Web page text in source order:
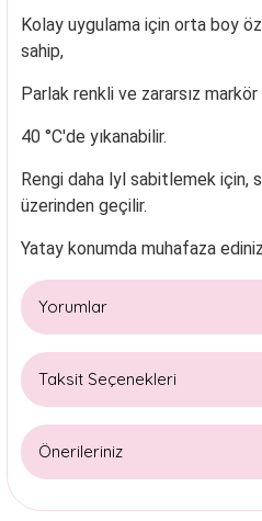
Kolay uygulama için orta boy
sahip,
Parlak renkli ve zararsız
40 °C'de yıkanabilir.
Rengi daha lyl sabitlemek için,
üzerinden geçilir.
Yatay konumda muhafaza
Yorumlar
Taksit Seçenekleri
Önerileriniz
Bu ürünün fiyat bilgisi, resim, ürün